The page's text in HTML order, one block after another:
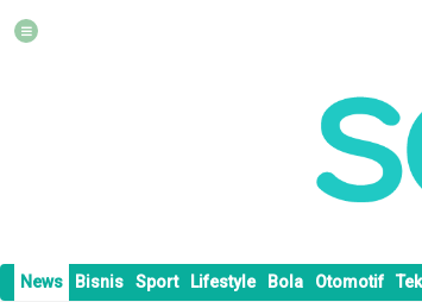
News Bisnis Sport Lifestyle Bola Otomotif